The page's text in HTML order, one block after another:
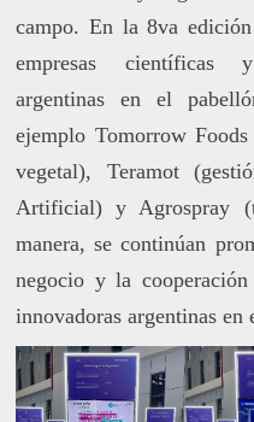
campo. En la 8va
empresas científicas
argentinas en el
ejemplo Tomorrow
vegetal), Teramot
Artificial) y Agrospray
manera, se continúan
negocio y la
innovadoras argentinas en